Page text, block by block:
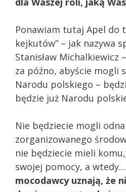
Ponawiam tutaj Apel do
kejkutów” – jak nazywa
Stanisław Michalkiewicz
za późno, abyście mogli
Narodu polskiego –
będzie już Narodu
Nie będziecie mogli
zorganizowanego
nie będziecie mieli
swojej pomocy, a wtedy…
mocodawcy uznają, że